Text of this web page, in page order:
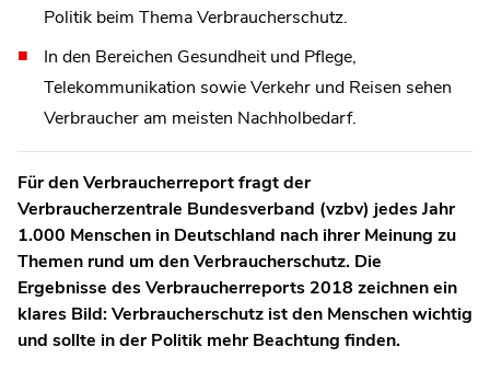
Politik beim Thema Verbraucherschutz.
In den Bereichen Gesundheit und Pflege,
Telekommunikation sowie Verkehr und Reisen sehen
Verbraucher am meisten Nachholbedarf.
Für den Verbraucherreport fragt der
Verbraucherzentrale Bundesverband (vzbv) jedes Jahr
1.000 Menschen in Deutschland nach ihrer Meinung zu
Themen rund um den Verbraucherschutz. Die
Ergebnisse des Verbraucherreports 2018 zeichnen ein
klares Bild: Verbraucherschutz ist den Menschen wichtig
und sollte in der Politik mehr Beachtung finden.